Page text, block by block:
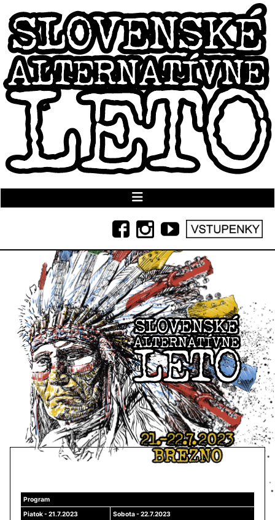
Program
Piatok - 21.7.2023
Sobota - 22.7.2023